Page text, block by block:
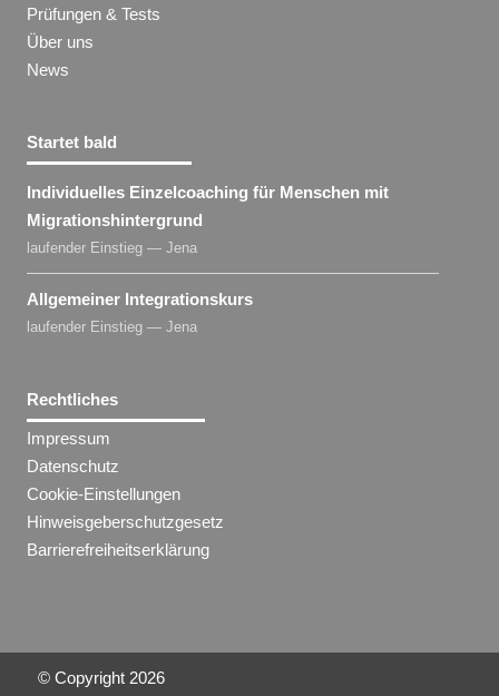
Prüfungen & Tests
Über uns
News
Startet bald
Individuelles Einzelcoaching für Menschen mit
Migrationshintergrund
laufender Einstieg — Jena
Allgemeiner Integrationskurs
laufender Einstieg — Jena
Rechtliches
Impressum
Datenschutz
Cookie-Einstellungen
Hinweisgeberschutzgesetz
Barrierefreiheitserklärung
© Copyright 2026